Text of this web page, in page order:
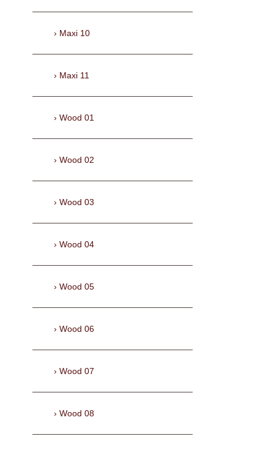
Maxi 10
Maxi 11
Wood 01
Wood 02
Wood 03
Wood 04
Wood 05
Wood 06
Wood 07
Wood 08